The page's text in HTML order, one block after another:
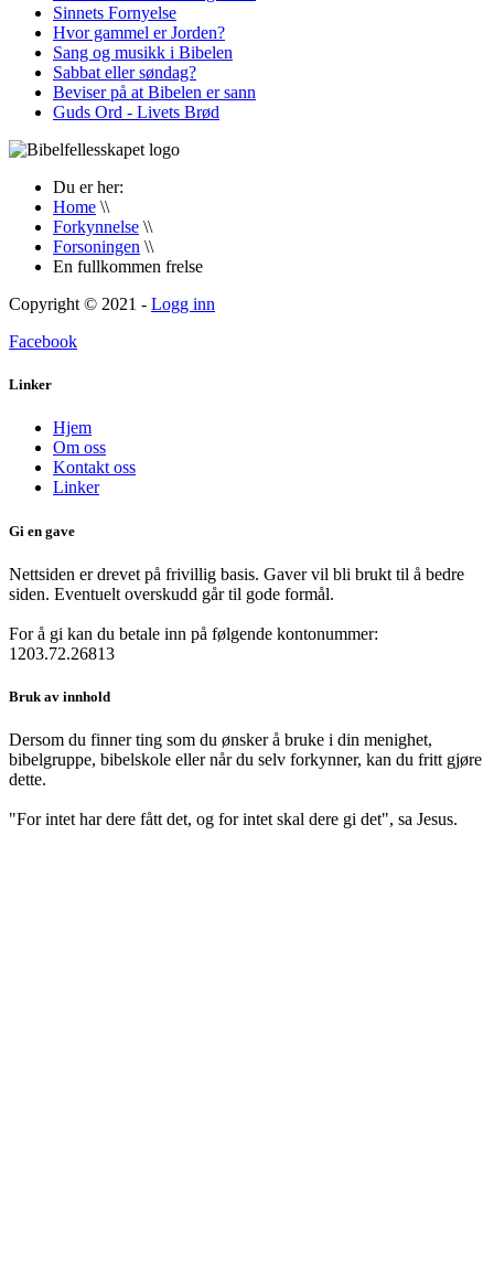
Sinnets Fornyelse
Hvor gammel er Jorden?
Sang og musikk i Bibelen
Sabbat eller søndag?
Beviser på at Bibelen er sann
Guds Ord - Livets Brød
Du er her:
Home \\
Forkynnelse \\
Forsoningen \\
En fullkommen frelse
Copyright © 2021 - Logg inn
Facebook
Linker
Hjem
Om oss
Kontakt oss
Linker
Gi en gave
Nettsiden er drevet på frivillig basis. Gaver vil bli brukt til å bedre
siden. Eventuelt overskudd går til gode formål.
For å gi kan du betale inn på følgende kontonummer:
1203.72.26813
Bruk av innhold
Dersom du finner ting som du ønsker å bruke i din menighet,
bibelgruppe, bibelskole eller når du selv forkynner, kan du fritt gjøre
dette.
"For intet har dere fått det, og for intet skal dere gi det", sa Jesus.